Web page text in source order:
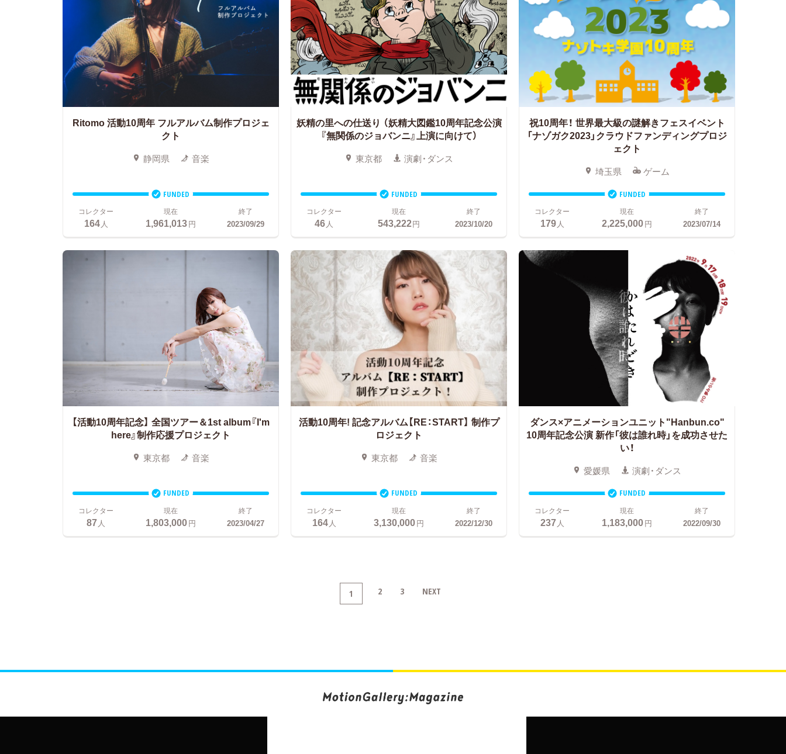
Ritomo 活動10周年 フルアルバム制作プロジェ
クト
静岡県 音楽
FUNDED
コレクター
164人
現在
1,961,013円
終了
2023/09/29
妖精の里への仕送り （妖精大図鑑10周年記念公演
『無関係のジョバンニ』上演に向けて）
東京都 演劇・ダンス
FUNDED
コレクター
46人
現在
543,222円
終了
2023/10/20
祝10周年！ 世界最大級の謎解きフェスイベント
「ナゾガク2023」クラウドファンディングプロジ
ェクト
埼玉県 ゲーム
FUNDED
コレクター
179人
現在
2,225,000円
終了
2023/07/14
【活動10周年記念】 全国ツアー＆1st album『I'm
here』制作応援プロジェクト
東京都 音楽
FUNDED
コレクター
87人
現在
1,803,000円
終了
2023/04/27
活動10周年! 記念アルバム【RE：START】 制作プ
ロジェクト
東京都 音楽
FUNDED
コレクター
164人
現在
3,130,000円
終了
2022/12/30
ダンス×アニメーションユニット"Hanbun.co"
10周年記念公演 新作「彼は誰れ時」を成功させた
い！
愛媛県 演劇・ダンス
FUNDED
コレクター
237人
現在
1,183,000円
終了
2022/09/30
1 2 3 NEXT